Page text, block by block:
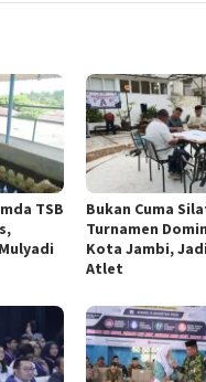
TSB
Bukan Cuma
Turnamen
Kota Jambi,
Atlet